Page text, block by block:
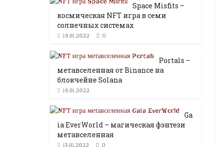
Space Misfits –
космическая NFT игра в семи
солнечных системах
19.01.2022 0
Portals –
метавселенная от Binance на
блокчейне Solana
16.01.2022
Ga
ia EverWorld – магическая фэнтези
метавселенная
13.01.2022 0